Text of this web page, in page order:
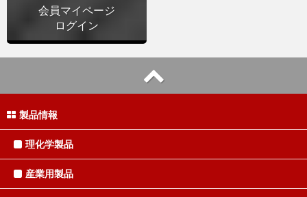
会員マイページ
ログイン
製品情報
理化学製品
産業用製品